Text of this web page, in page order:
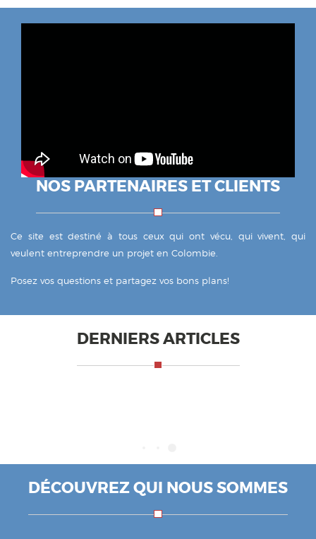
NOS PARTENAIRES ET CLIENTS
Ce site est destiné à tous ceux qui ont vécu, qui vivent, qui
veulent entreprendre un projet en Colombie.
Posez vos questions et partagez vos bons plans!
DERNIERS ARTICLES
DÉCOUVREZ QUI NOUS SOMMES